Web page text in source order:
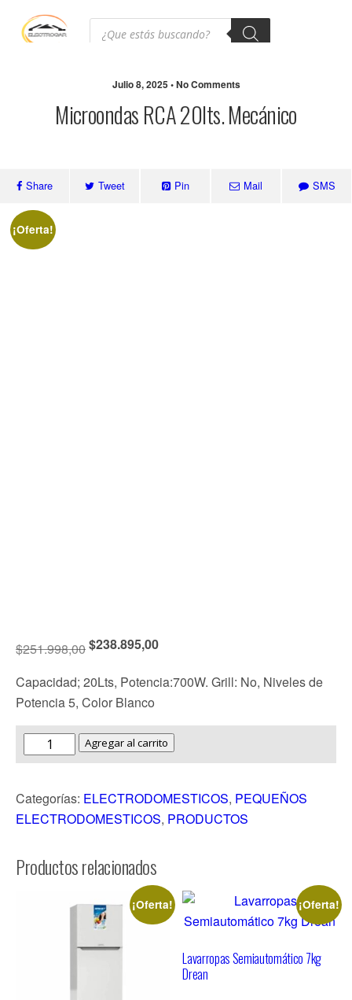
Julio 8, 2025 • No Comments
Microondas RCA 20lts. Mecánico
Share Tweet Pin Mail SMS
¡Oferta!
$251.998,00$238.895,00
Capacidad; 20Lts, Potencia:700W. Grill: No, Niveles de
Potencia 5, Color Blanco
Agregar al carrito
Categorías: ELECTRODOMESTICOS, PEQUEÑOS
ELECTRODOMESTICOS, PRODUCTOS
Productos relacionados
¡Oferta! ¡Oferta!
Lavarropas Semiautomático 7kg
Drean